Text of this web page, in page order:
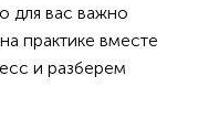
для вас важно
практике вместе
и разберем